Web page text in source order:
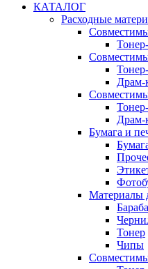
КАТАЛОГ
Расходные
Драм-
Драм-
Бумага и
Материалы
Тонер
Чипы